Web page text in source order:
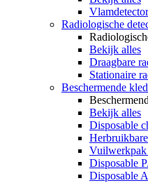
Radiologische
Bekijk alles
Draagbare
Stationaire
Beschermende
Bekijk alles
Disposable
Vuilwerkpak
Disposable
Disposable